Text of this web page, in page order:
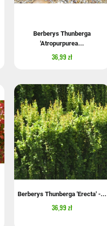
Berberys Thunberga
'Atropurpurea...
36,99 zł
Berberys Thunberga 'Erecta' -...
36,99 zł